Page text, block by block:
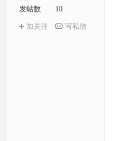
发帖数
10
加关注 写私信